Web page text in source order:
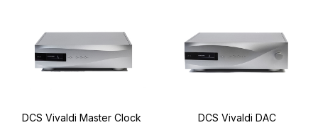
DCS Vivaldi Master Clock DCS Vivaldi DAC